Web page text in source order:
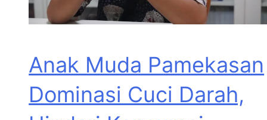
Anak Muda Pamekasan
Dominasi Cuci Darah,